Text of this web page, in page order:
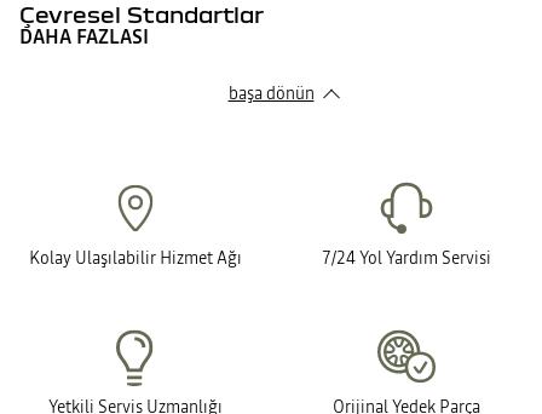
Çevresel Standartlar
DAHA FAZLASI
başa dönün
Kolay Ulaşılabilir Hizmet Ağı 7/24 Yol Yardım Servisi
Yetkili Servis Uzmanlığı Orijinal Yedek Parça